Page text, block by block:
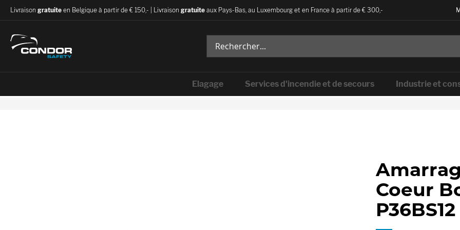
Livraison gratuite en Belgique à partir de € 150,- | Livraison gratuite aux Pays-Bas, au Luxembourg et en France à partir de € 300,-
Elagage Services d'incendie et de secours Industrie et
Coeur
P36BS12